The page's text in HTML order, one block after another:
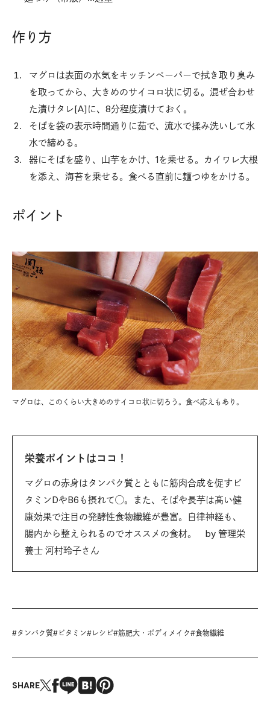
作り方
マグロは表面の水気をキッチンペーパーで拭き取り臭み
を取ってから、大きめのサイコロ状に切る。混ぜ合わせ
た漬けタレ[A]に、8分程度漬けておく。
そばを袋の表示時間通りに茹で、流水で揉み洗いして氷
水で締める。
器にそばを盛り、山芋をかけ、1を乗せる。カイワレ大根
を添え、海苔を乗せる。食べる直前に麺つゆをかける。
ポイント
マグロは、このくらい大きめのサイコロ状に切ろう。食べ応えもあり。
栄養ポイントはココ！
マグロの赤身はタンパク質とともに筋肉合成を促すビ
タミンDやB6も摂れて◯。また、そばや長芋は高い健
康効果で注目の発酵性食物繊維が豊富。自律神経も、
腸内から整えられるのでオススメの食材。 by 管理栄
養士 河村玲子さん
#タンパク質# ビタミン# レシピ#筋肥大・ボディメイク#食物繊維
SHARE